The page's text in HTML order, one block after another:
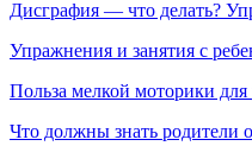
Дисграфия — что делать?
Упражнения и занятия с
Польза мелкой моторики
Что должны знать родители